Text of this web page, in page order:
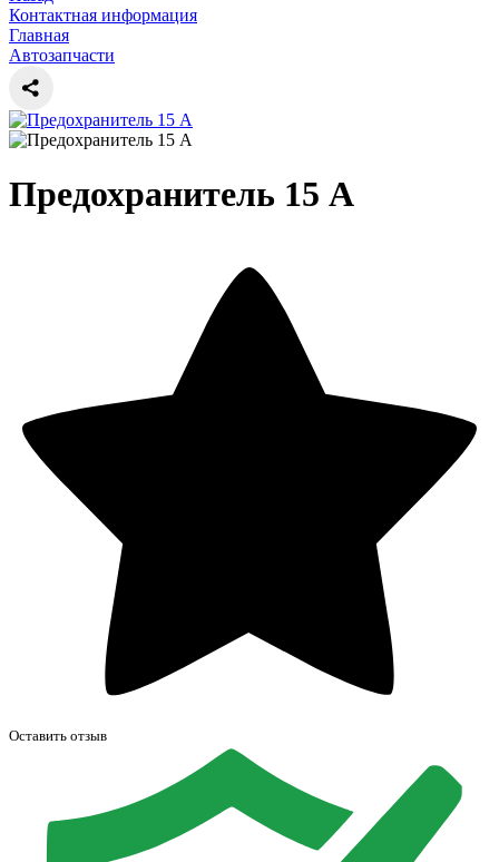
Контактная информация
Главная
Автозапчасти
Предохранитель 15 А
Оставить отзыв